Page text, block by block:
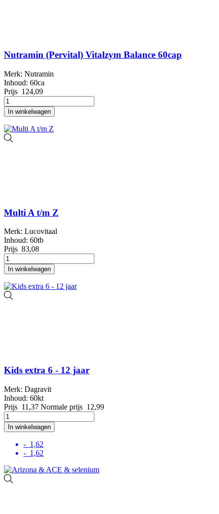
Nutramin (Pervital) Vitalzym Balance 60cap
Merk: Nutramin
Inhoud: 60ca
Prijs 124,09
In winkelwagen
Multi A t/m Z
Merk: Lucovitaal
Inhoud: 60tb
Prijs 83,08
In winkelwagen
Kids extra 6 - 12 jaar
Merk: Dagravit
Inhoud: 60kt
Prijs 11,37 Normale prijs 12,99
In winkelwagen
- 1,62
- 1,62